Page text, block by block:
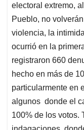
electoral extremo,
Pueblo, no
violencia, la
ocurrió en la
registraron 660
hecho en más de
particularmente en
algunos donde el
100% de los votos.